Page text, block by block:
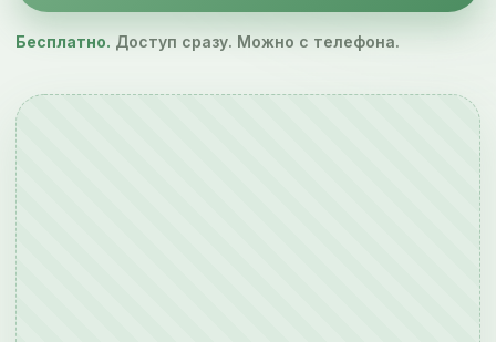
Бесплатно. Доступ сразу. Можно с телефона.